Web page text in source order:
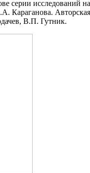
серии исследований
Караганова.
В.П. Гутник.